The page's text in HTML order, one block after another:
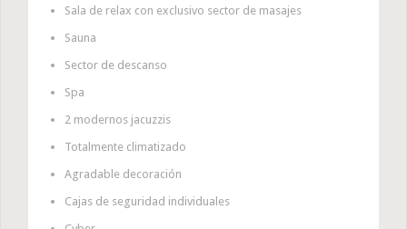
Sala de relax con exclusivo sector de masajes
Sauna
Sector de descanso
Spa
2 modernos jacuzzis
Totalmente climatizado
Agradable decoración
Cajas de seguridad individuales